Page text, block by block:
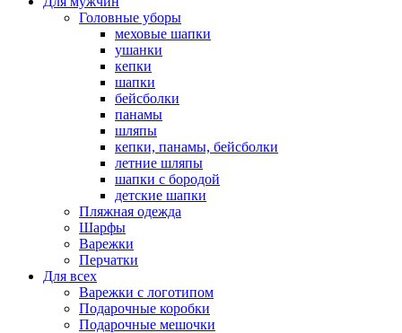
Головные уборы
меховые шапки
ушанки
кепки
шапки
бейсболки
панамы
шляпы
кепки, панамы, бейсболки
летние шляпы
шапки с бородой
детские шапки
Пляжная одежда
Шарфы
Варежки
Перчатки
Для всех
Варежки с логотипом
Подарочные коробки
Подарочные мешочки